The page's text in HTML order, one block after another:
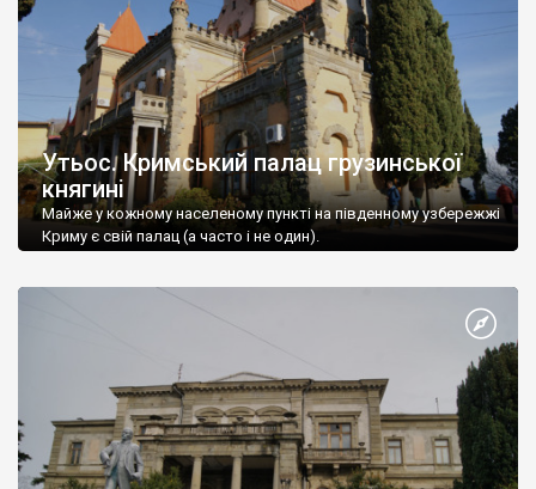
Утьос. Кримський палац грузинської
княгині
Майже у кожному населеному пункті на південному узбережжі
Криму є свій палац (а часто і не один).